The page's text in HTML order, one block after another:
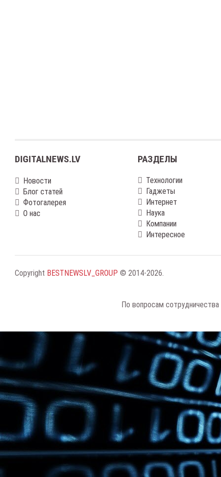
DIGITALNEWS.LV
Новости
Блог статей
Фотогалерея
О нас
РАЗДЕЛЫ
Технологии
Гаджеты
Интернет
Наука
Компании
Интересное
Copyright BESTNEWSLV_GROUP © 2014-2026.
По вопросам